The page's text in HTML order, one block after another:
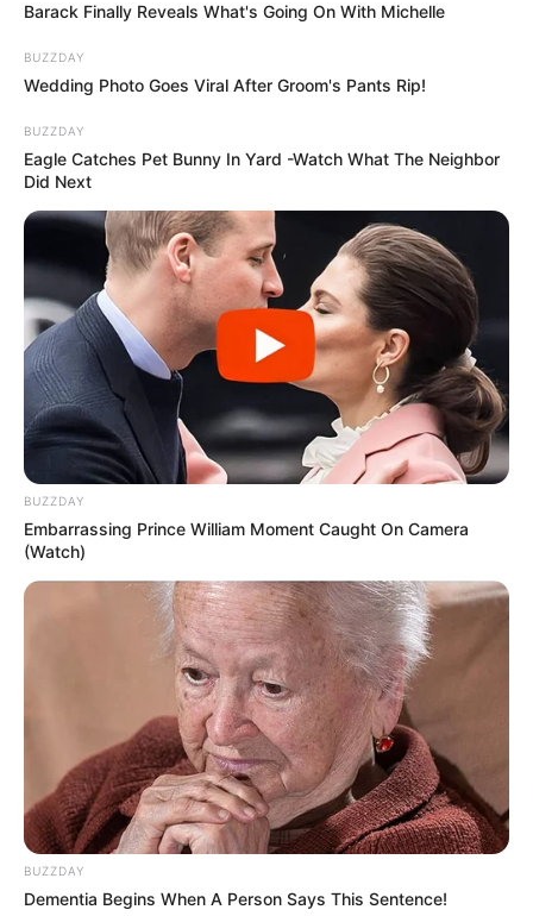
Nem finomkodott:
Megfegyelmezte Gáspár Evelint a
magyar milliárdos, Felföldi József
Barack Finally Reveals What's Going On With Michelle
BUZZDAY
Wedding Photo Goes Viral After Groom's Pants Rip!
BUZZDAY
Eagle Catches Pet Bunny In Yard -Watch What The Neighbor
Did Next
BUZZDAY
Embarrassing Prince William Moment Caught On Camera
(Watch)
BUZZDAY
Dementia Begins When A Person Says This Sentence!